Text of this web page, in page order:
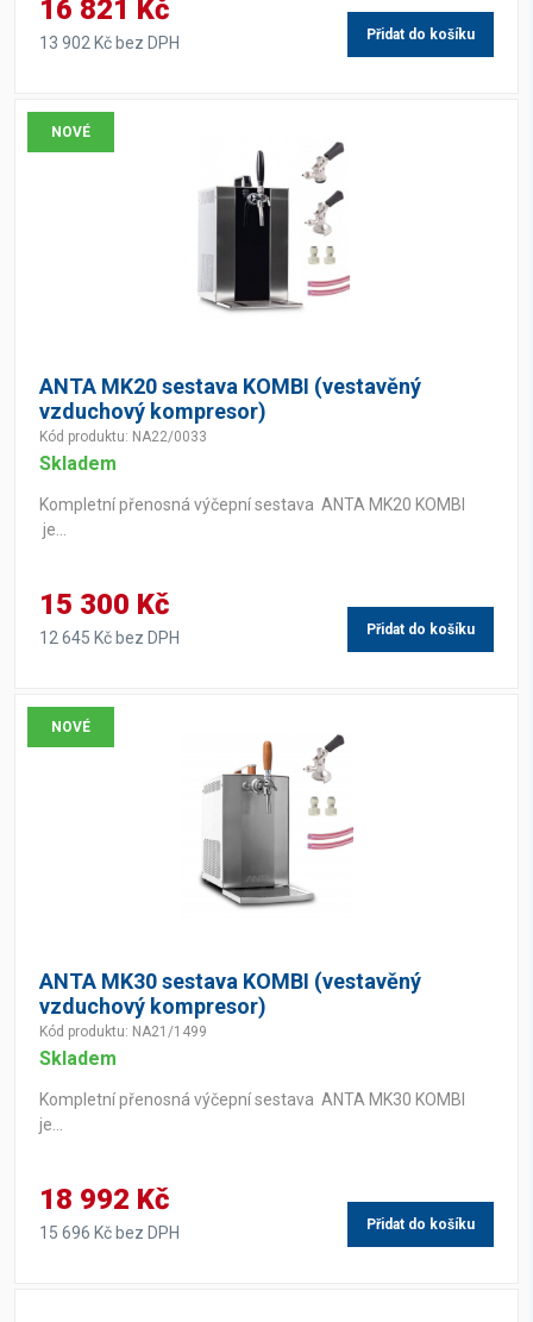
16 821 Kč
13 902 Kč bez DPH Přidat do košíku
NOVÉ
ANTA MK20 sestava KOMBI (vestavěný
vzduchový kompresor)
Kód produktu: NA22/0033
Skladem
Kompletní přenosná výčepní sestava ANTA MK20 KOMBI
je...
15 300 Kč
12 645 Kč bez DPH Přidat do košíku
NOVÉ
ANTA MK30 sestava KOMBI (vestavěný
vzduchový kompresor)
Kód produktu: NA21/1499
Skladem
Kompletní přenosná výčepní sestava ANTA MK30 KOMBI
je...
18 992 Kč
15 696 Kč bez DPH Přidat do košíku